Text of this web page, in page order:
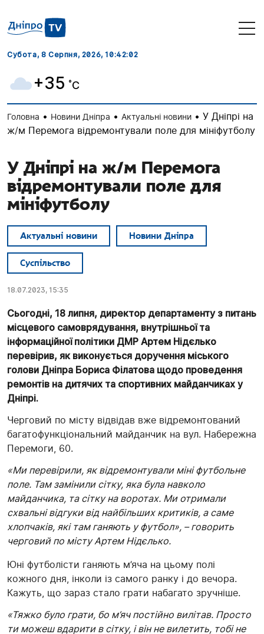
Субота, 8 Серпня, 2026, 10:42:03
+35 ˚C
Головна • Новини Дніпра • Актуальні новини • У Дніпрі на
ж/м Перемога відремонтували поле для мініфутболу
У Дніпрі на ж/м Перемога
відремонтували поле для
мініфутболу
Актуальні новини Новини Дніпра
Суспільство
18.07.2023, 15:35
Сьогодні, 18 липня, директор департаменту з питань
місцевого самоврядування, внутрішньої та
інформаційної політики ДМР Артем Нідєлько
перевірив, як виконується доручення міського
голови Дніпра Бориса Філатова щодо проведення
ремонтів на дитячих та спортивних майданчиках у
Дніпрі.
Черговий по місту відвідав вже відремонтований
багатофункціональний майданчик на вул. Набережна
Перемоги, 60.
«Ми перевірили, як відремонтували міні футбольне
поле. Там замінили сітку, яка була навколо
майданчика, та сітку на воротах. Ми отримали
схвальні відгуки від найбільших критиків, а саме
хлопчаків, які там ганяють у футбол», – говорить
черговий по місту Артем Нідєлько.
Юні футболісти ганяють м’яча на цьому полі
кожного дня, інколи із самого ранку і до вечора.
Кажуть, що зараз стало грати набагато зручніше.
«Тяжко було грати, бо м’яч постійно вилітав. Просто
ти можеш вдарити в сітку, і він не вилетить, тобі не